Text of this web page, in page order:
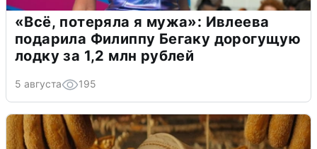
«Всё, потеряла я мужа»: Ивлеева
подарила Филиппу Бегаку дорогущую
лодку за 1,2 млн рублей
5 августа 195